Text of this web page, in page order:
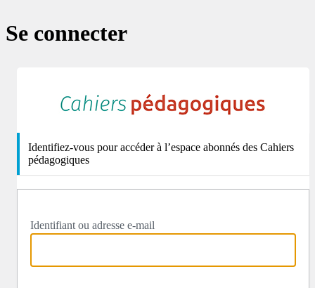
Se connecter
Identifiez-vous pour accéder à l’espace abonnés des Cahiers
pédagogiques
Identifiant ou adresse e-mail